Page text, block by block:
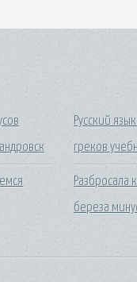
Русский
греков
Разбросала
береза